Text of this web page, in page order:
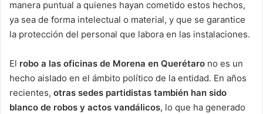
manera puntual a quienes hayan cometido estos hechos,
ya sea de forma intelectual o material, y que se garantice
la protección del personal que labora en las instalaciones.
El robo a las oficinas de Morena en Querétaro no es un
hecho aislado en el ámbito político de la entidad. En años
recientes, otras sedes partidistas también han sido
blanco de robos y actos vandálicos, lo que ha generado